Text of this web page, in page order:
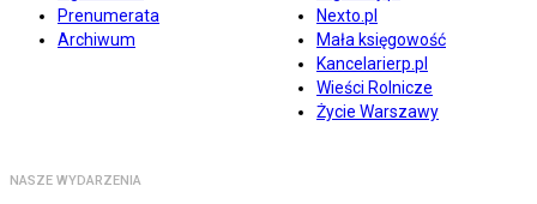
Prenumerata
Archiwum
Nexto.pl
Mała księgowość
Kancelarierp.pl
Wieści Rolnicze
Życie Warszawy
NASZE WYDARZENIA